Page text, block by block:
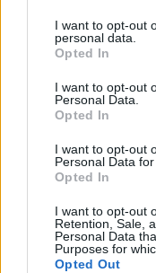
not limited to your
grant or deny
use your data for
consent section.
I want to opt-out
personal data.
Opted In
I want to opt-out
Personal Data.
Opted In
I want to opt-out
Personal Data
Opted In
I want to opt-out
Retention, Sale,
Personal Data
Purposes for
Opted Out
neki
legyen a
Island
A Return to
Gilbert egy
egy csoportjának